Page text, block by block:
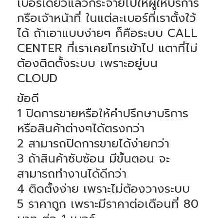
กรือเจ้าหน้าที่ ในแต่ละเบอร์ที่เราตั้งใว้
ได้ ถ้าเอาแบบง่ายๆ ก็คือระบบ CALL
CENTER ที่เราเคยโทรเข้าไป แตาที่ไม่
ต้องติดตั้งระบบ เพราะอยู่บน
CLOUD
ข้อดี
1 ปิดการขายหรือให้คำปรึกษาบริการ
หรือสินค้าต่างๆได้ตรงกว่า
2 สามารถปิดการขายได้ง่ายกว่า
3 ถ้าสินค้าซับซ้อน มีขั้นตอน จะ
สามารถทำงานได้ดีกว่า
4 ติดตั้งง่าย เพราะไม่ต้องวางระบบ
5 ราคาถูก เพราะมีราคาต่อเดือนที่ 80